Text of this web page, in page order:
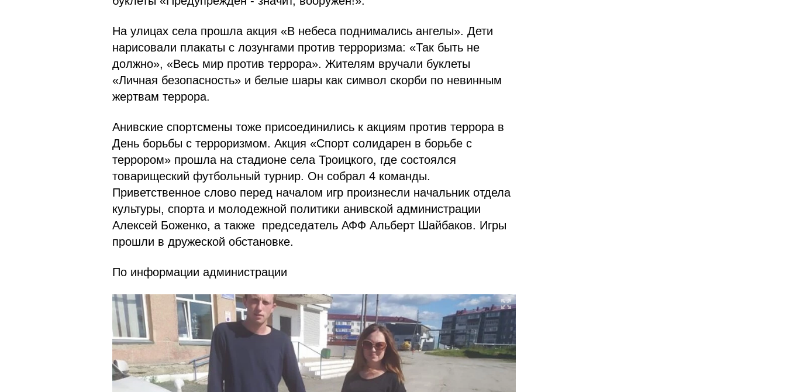
На улицах села прошла акция «В небеса поднимались ангелы». Дети
нарисовали плакаты с лозунгами против терроризма: «Так быть не
должно», «Весь мир против террора». Жителям вручали буклеты
«Личная безопасность» и белые шары как символ скорби по невинным
жертвам террора.
Анивские спортсмены тоже присоединились к акциям против террора в
День борьбы с терроризмом. Акция «Спорт солидарен в борьбе с
террором» прошла на стадионе села Троицкого, где состоялся
товарищеский футбольный турнир. Он собрал 4 команды.
Приветственное слово перед началом игр произнесли начальник отдела
культуры, спорта и молодежной политики анивской администрации
Алексей Боженко, а также председатель АФФ Альберт Шайбаков. Игры
прошли в дружеской обстановке.
По информации администрации